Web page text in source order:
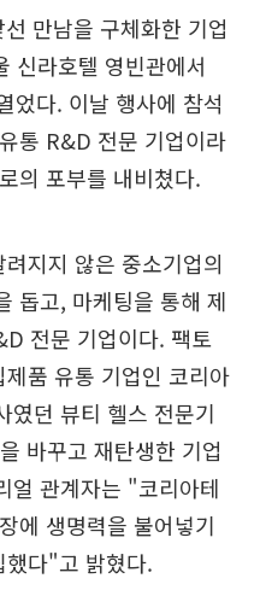
만남을 구체화한 기업
신라호텔 영빈관에서
었다. 이날 행사에 참석
통 R&D 전문 기업이라
의 포부를 내비쳤다.
지지 않은 중소기업의
돕고, 마케팅을 통해 제
전문 기업이다. 팩토
품 유통 기업인 코리아
였던 뷰티 헬스 전문기
바꾸고 재탄생한 기업
얼 관계자는 "코리아테
에 생명력을 불어넣기
했다"고 밝혔다.